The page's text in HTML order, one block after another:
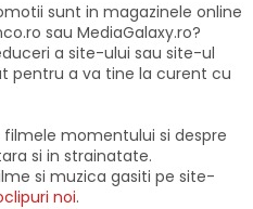
sunt in magazinele online
sau MediaGalaxy.ro?
a site-ului sau site-ul
pentru a va tine la curent cu
momentului si despre
si in strainatate.
si muzica gasiti pe site-
noi.